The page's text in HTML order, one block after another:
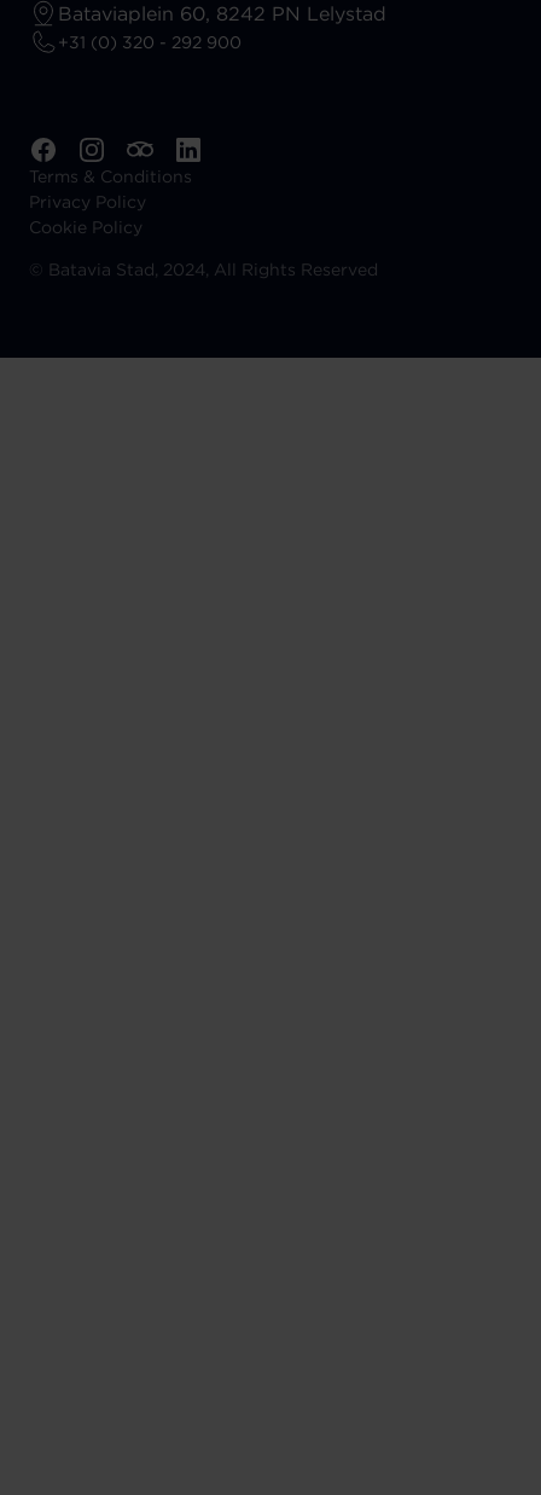
Bataviaplein 60, 8242 PN Lelystad
+31 (0) 320 - 292 900
Terms & Conditions
Privacy Policy
Cookie Policy
©
Batavia Stad, 2024, All Rights Reserved